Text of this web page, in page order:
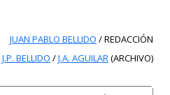
JUAN PABLO BELLIDO / REDACCIÓN
J.P. BELLIDO /J.A. AGUILAR(ARCHIVO)